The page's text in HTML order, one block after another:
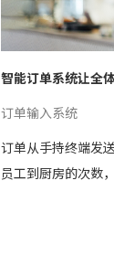
智能订单系统让全
订单输入系统
订单从手持终端发
员工到厨房的次数